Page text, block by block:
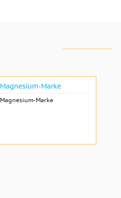
Magnesium-Marke
Magnesium-Marke